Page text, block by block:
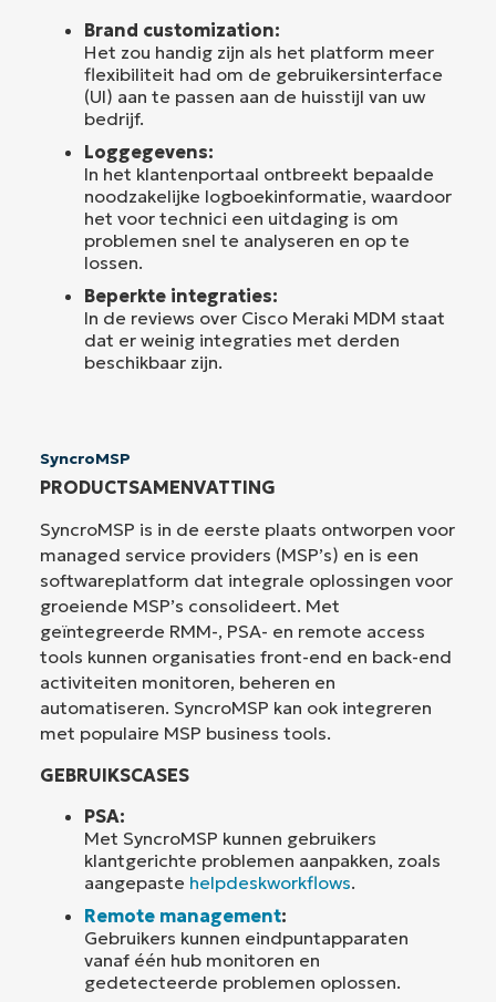
Brand customization:
Het zou handig zijn als het platform meer
flexibiliteit had om de gebruikersinterface
(UI) aan te passen aan de huisstijl van uw
bedrijf.
Loggegevens:
In het klantenportaal ontbreekt bepaalde
noodzakelijke logboekinformatie, waardoor
het voor technici een uitdaging is om
problemen snel te analyseren en op te
lossen.
Beperkte integraties:
In de reviews over Cisco Meraki MDM staat
dat er weinig integraties met derden
beschikbaar zijn.
SyncroMSP
PRODUCTSAMENVATTING
SyncroMSP is in de eerste plaats ontworpen voor
managed service providers (MSP’s) en is een
softwareplatform dat integrale oplossingen voor
groeiende MSP’s consolideert. Met
geïntegreerde RMM-, PSA- en remote access
tools kunnen organisaties front-end en back-end
activiteiten monitoren, beheren en
automatiseren. SyncroMSP kan ook integreren
met populaire MSP business tools.
GEBRUIKSCASES
PSA:
Met SyncroMSP kunnen gebruikers
klantgerichte problemen aanpakken, zoals
aangepaste helpdeskworkflows.
Remote management:
Gebruikers kunnen eindpuntapparaten
vanaf één hub monitoren en
gedetecteerde problemen oplossen.